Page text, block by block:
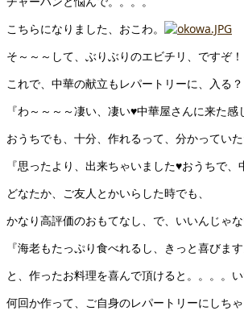
こちらになりました、おこわ。
そ～～～して、ぶりぶりのエビチリ、ですぞ！
これで、中華の献立もレパートリーに、入る？
『わ～～～～凄い、凄い♥中華屋さんに来た感
おうちでも、十分、作れるって、分かってい
『思ったより、出来ちゃいました♥おうちで、
どなたか、ご友人とかいらした時でも、
かなり高評価のおもてなし、で、いいんじゃ
『海老もたっぷり食べれるし、きっと喜びます
と、作ったお料理を喜んで頂けると。。。。
何回か作って、ご自身のレパートリーにしち